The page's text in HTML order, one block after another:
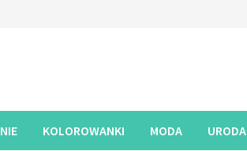
KOLOROWANKI MODA URODA